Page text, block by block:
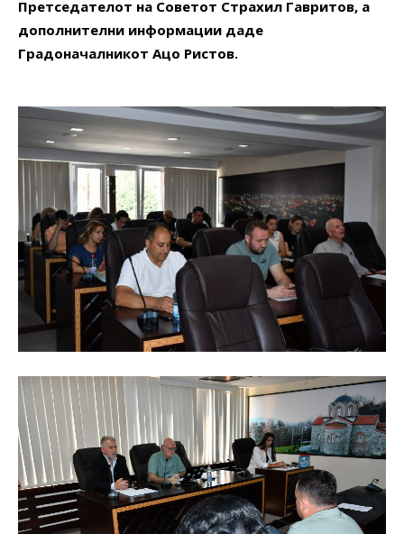
Претседателот на Советот Страхил Гавритов, а
дополнителни информации даде
Градоначалникот Ацо Ристов.